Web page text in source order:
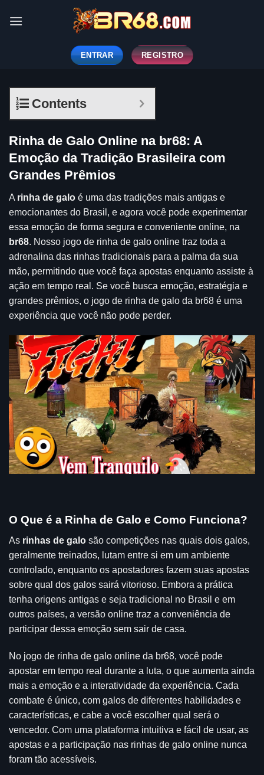
ENTRAR REGISTRO
Contents
Rinha de Galo Online na br68: A
Emoção da Tradição Brasileira com
Grandes Prêmios
A rinha de galo é uma das tradições mais antigas e
emocionantes do Brasil, e agora você pode experimentar
essa emoção de forma segura e conveniente online, na
br68. Nosso jogo de rinha de galo online traz toda a
adrenalina das rinhas tradicionais para a palma da sua
mão, permitindo que você faça apostas enquanto assiste à
ação em tempo real. Se você busca emoção, estratégia e
grandes prêmios, o jogo de rinha de galo da br68 é uma
experiência que você não pode perder.
O Que é a Rinha de Galo e Como Funciona?
As rinhas de galo são competições nas quais dois galos,
geralmente treinados, lutam entre si em um ambiente
controlado, enquanto os apostadores fazem suas apostas
sobre qual dos galos sairá vitorioso. Embora a prática
tenha origens antigas e seja tradicional no Brasil e em
outros países, a versão online traz a conveniência de
participar dessa emoção sem sair de casa.
No jogo de rinha de galo online da br68, você pode
apostar em tempo real durante a luta, o que aumenta ainda
mais a emoção e a interatividade da experiência. Cada
combate é único, com galos de diferentes habilidades e
características, e cabe a você escolher qual será o
vencedor. Com uma plataforma intuitiva e fácil de usar, as
apostas e a participação nas rinhas de galo online nunca
foram tão acessíveis.